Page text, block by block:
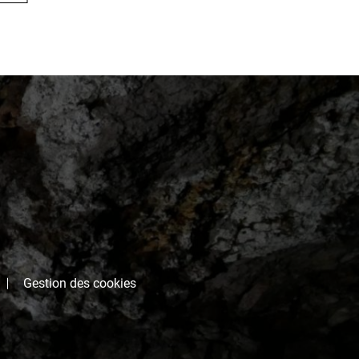
Gestion des cookies